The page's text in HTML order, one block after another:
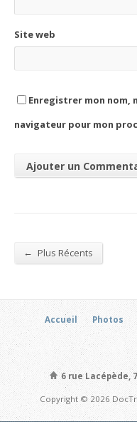
Site web
Enregistrer mon nom,
navigateur pour mon
← Plus Récents
Accueil Photos
6 rue Lacépède,
Copyright © 2026